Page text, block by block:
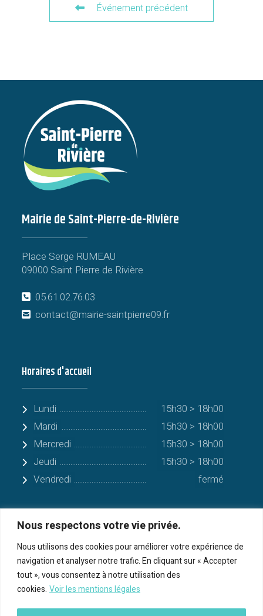
Nous respectons votre vie privée.
Nous utilisons des cookies pour améliorer votre expérience de
navigation et analyser notre trafic. En cliquant sur « Accepter
tout », vous consentez à notre utilisation des
cookies. Voir les mentions légales
Événement précédent
Mairie de Saint-Pierre-de-Rivière
Place Serge RUMEAU
09000 Saint Pierre de Rivière
05.61.02.76.03
contact@mairie-saintpierre09.fr
Horaires d'accueil
Lundi
15h30 > 18h00
Mardi
15h30 > 18h00
Mercredi
15h30 > 18h00
Jeudi
15h30 > 18h00
Vendredi
fermé
Quelques communes alentours
Serres-sur-Arget
Bénac